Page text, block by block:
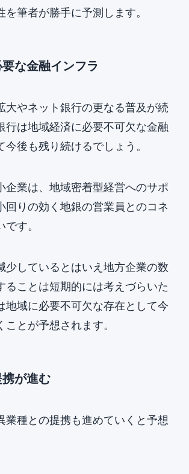
を筆者が勝手に予測します。
な金融インフラ
大やネット銀行の更なる普及が続
行は地域経済に必要不可欠な金融
今後も残り続けるでしょう。
企業は、地域密着型経営へのサポ
回りの効く地銀の営業員とのコネ
す。
少しているとはいえ地方企業の数
ることは短期的には考えづらいた
地域に必要不可欠な存在として今
とが予想されます。
が進む
業種との提携も進めていくと予想